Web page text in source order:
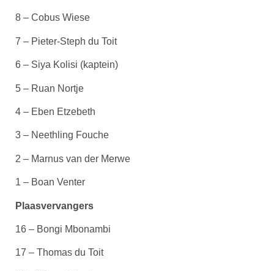
8 – Cobus Wiese
7 – Pieter-Steph du Toit
6 – Siya Kolisi (kaptein)
5 – Ruan Nortje
4 – Eben Etzebeth
3 – Neethling Fouche
2 – Marnus van der Merwe
1 – Boan Venter
Plaasvervangers
16 – Bongi Mbonambi
17 – Thomas du Toit